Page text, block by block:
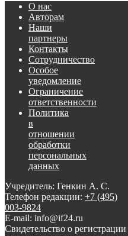
О нас
Авторам
Наши
партнеры
Контакты
Сотрудничество
Особое
уведомление
Ограничение
ответственности
Политика
в
отношении
обработки
персональных
данных
Учредитель: Генкин А. С.
Телефон редакции: +7 (495)
003-9824
E-mail: info@if24.ru
Свидетельство о регистрации